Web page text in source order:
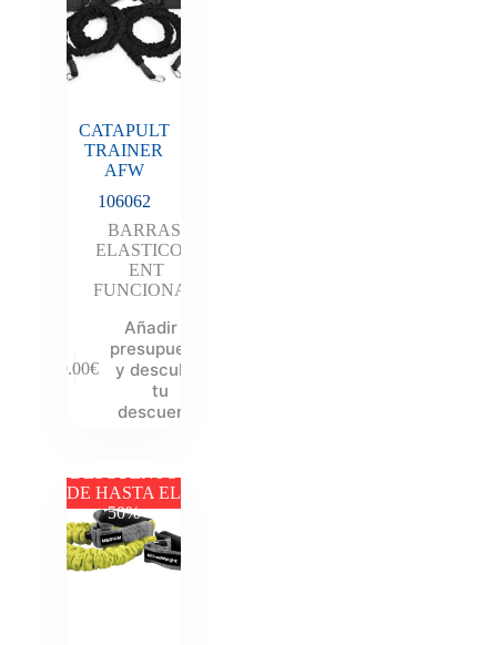
CATAPULT
TRAINER
AFW
106062
BARRAS
ELASTICOS
ENT
FUNCIONAL
89.00€
Añadir al
presupuesto
y descubre
tu
descuento
DE HASTA EL
50%